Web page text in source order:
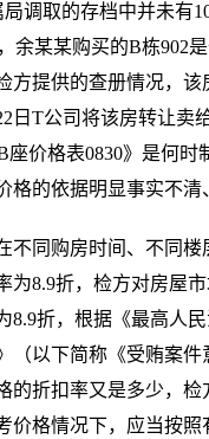
调取的存档中并未有
余某某购买的B栋902
提供的查册情况，该
日T公司将该房转让卖
价格表0830》是何
格的依据明显事实不清
不同购房时间、不同
为8.9折，检方对房屋
8.9折，根据《最高人
（以下简称《受贿案
的折扣率又是多少，
价格情况下，应当按